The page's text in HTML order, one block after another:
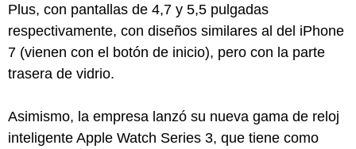
Plus, con pantallas de 4,7 y 5,5 pulgadas
respectivamente, con diseños similares al del iPhone
7 (vienen con el botón de inicio), pero con la parte
trasera de vidrio.
Asimismo, la empresa lanzó su nueva gama de reloj
inteligente Apple Watch Series 3, que tiene como